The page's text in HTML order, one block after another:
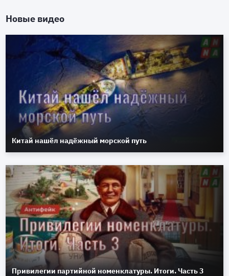
Новые видео
Китай нашёл надёжный морской путь
Привилегии партийной номенклатуры. Итоги. Часть 3